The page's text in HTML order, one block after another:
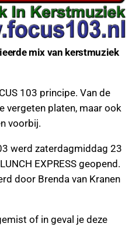
mix van kerstmuziek
103 principe. Van de
vergeten platen, maar ook
voorbij.
werd zaterdagmiddag 23
EXPRESS geopend.
door Brenda van Kranen
of in geval je deze